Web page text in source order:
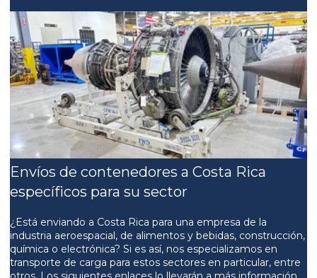
Envíos de contenedores a Costa Rica
específicos para su sector
¿Está enviando a Costa Rica para una empresa de la
industria aeroespacial, de alimentos y bebidas, construcción,
química o electrónica? Si es así, nos especializamos en
transporte de carga para estos sectores en particular, entre